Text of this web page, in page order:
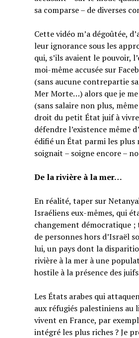
sa comparse – de diverses
Cette vidéo m’a dégoûtée,
leur ignorance sous les
qui, s’ils avaient le pouvoir,
moi-même accusée sur
(sans aucune contrepartie
Mer Morte…) alors que je
(sans salaire non plus,
droit du petit État juif à vivre
défendre l’existence même
édifié un État parmi les
soignait – soigne encore –
De la rivière à la mer…
En réalité, taper sur
Israéliens eux-mêmes, qui
changement démocratique
de personnes hors d’Israël
lui, un pays dont la
rivière à la mer à une
hostile à la présence des
Les États arabes qui
aux réfugiés palestiniens au
vivent en France, par
intégré les plus riches ? Je